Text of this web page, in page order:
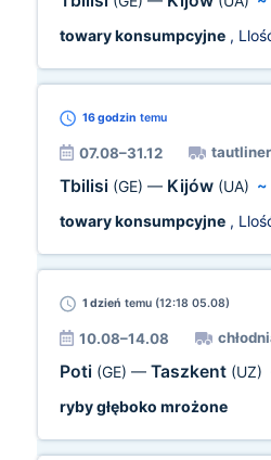
towary konsumpcyjne ,
16 godzin temu
07.08–31.12 tautliner
Tbilisi (GE) — Kijów (UA) ~
towary konsumpcyjne ,
1 dzień temu (12:18 05.08)
10.08–14.08
Poti (GE) — Taszkent (UZ)
ryby głęboko mrożone